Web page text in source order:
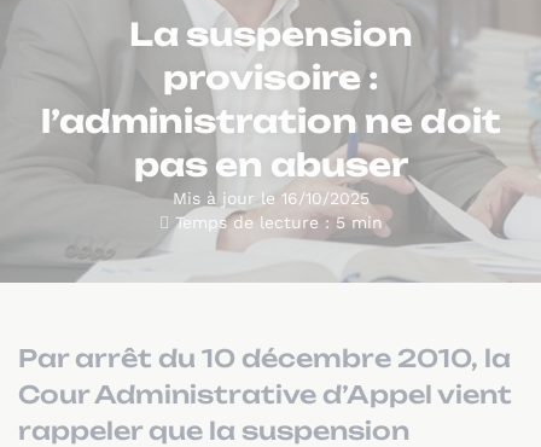
La suspension
provisoire :
l’administration ne doit
pas en abuser
Mis à jour le 16/10/2025
Temps de lecture : 5 min
Par arrêt du 10 décembre 2010, la
Cour Administrative d’Appel vient
rappeler que la suspension